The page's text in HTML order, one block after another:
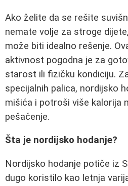
Ako želite da se rešite
nemate volje za stroge
može biti idealno rešenje.
aktivnost pogodna je za
starost ili fizičku kondiciju.
specijalnih palica, nordijsko
mišića i potroši više kalorija
pešačenje.
Šta je nordijsko hodanje?
Nordijsko hodanje potiče iz
dugo koristilo kao letnja